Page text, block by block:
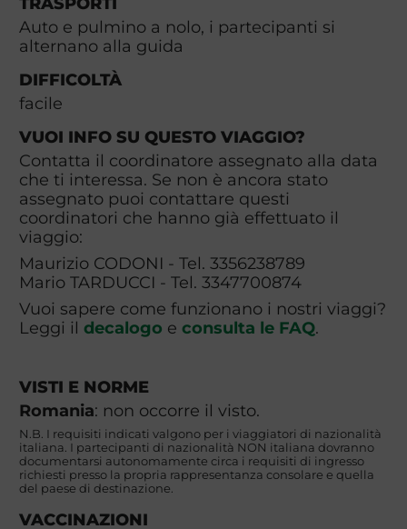
Auto e pulmino a nolo, i partecipanti si
alternano alla guida
DIFFICOLTÀ
facile
VUOI INFO SU QUESTO VIAGGIO?
Contatta il coordinatore assegnato alla data
che ti interessa. Se non è ancora stato
assegnato puoi contattare questi
coordinatori che hanno già effettuato il
viaggio:
Maurizio CODONI - Tel. 3356238789
Mario TARDUCCI - Tel. 3347700874
Vuoi sapere come funzionano i nostri viaggi?
Leggi il decalogo e consulta le FAQ.
VISTI E NORME
Romania: non occorre il visto.
N.B. I requisiti indicati valgono per i viaggiatori di nazionalità
italiana. I partecipanti di nazionalità NON italiana dovranno
documentarsi autonomamente circa i requisiti di ingresso
richiesti presso la propria rappresentanza consolare e quella
del paese di destinazione.
VACCINAZIONI